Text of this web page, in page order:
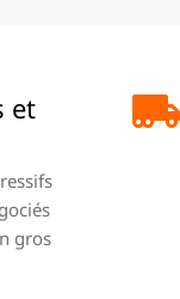
et
gros